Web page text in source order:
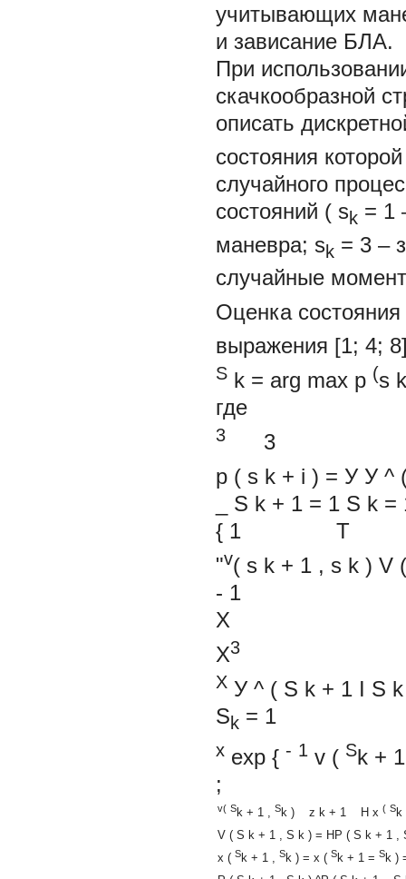
учитывающих
и зависание БЛА.
При
скачкообразной
описать
состояния
случайного
состояний ( sk = 1
маневра; sk = 3 –
случайные
Оценка
выражения [1; 4;
S k = arg max p (s
где
3
3
p ( s k + i ) = У У ^
S k + 1 = 1 S k =
{ 1 T
"v( s k + 1 , s k ) V (
- 1
X
X3
Х У ^ ( S k + 1 I S k
Sk = 1
x exp { - 1 v ( Sk + 1
;
v( Sk + 1 , Sk ) z k + 1 H x ( Sk
V ( S k + 1 , S k ) = HP ( S k + 1 ,
x ( Sk + 1 , Sk ) = x ( Sk + 1 = Sk )